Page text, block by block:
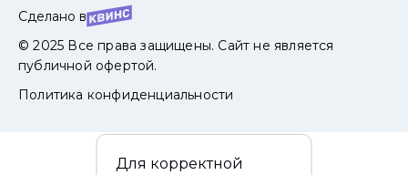
Сделано в
© 2025 Все права защищены. Сайт не является
публичной офертой.
Политика конфиденциальности
Для корректной